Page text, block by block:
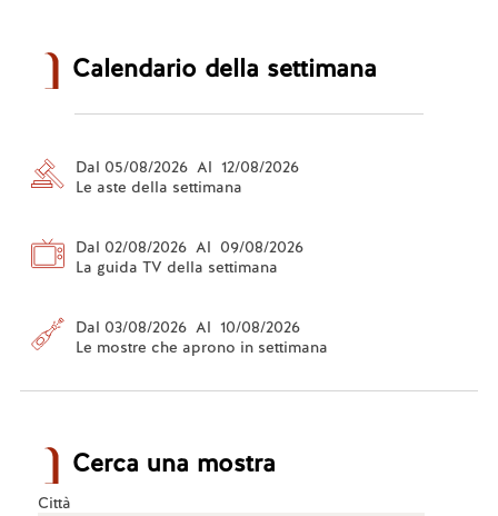
Calendario della settimana
Dal 05/08/2026 Al 12/08/2026
Le aste della settimana
Dal 02/08/2026 Al 09/08/2026
La guida TV della settimana
Dal 03/08/2026 Al 10/08/2026
Le mostre che aprono in settimana
Cerca una mostra
Città